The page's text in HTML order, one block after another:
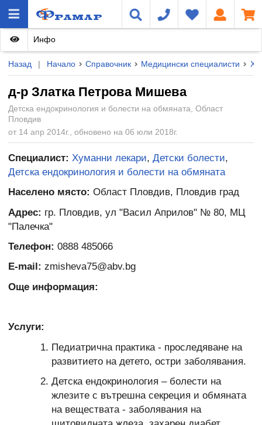
Назад | Начало Справочник Медицински специалисти
д-р Златка Петрова Мишева
Детска ендокринология и болести на обмяната, Област
Пловдив
от 14 апр 2014г., обновено на 06 юли 2018г.
Инфо
Специалист: Хуманни лекари, Детски болести,
Детска ендокринология и болести на обмяната
Населено място: Област Пловдив, Пловдив град
Адрес: гр. Пловдив, ул "Васил Априлов" № 80, МЦ
"Палечка"
Телефон: 0888 485066
E-mail: zmisheva75@abv.bg
Още информация:
Услуги:
Педиатрична практика - проследяване на
развитието на детето, остри заболявания.
Детска ендокринология – болести на
жлезите с вътрешна секреция и обмяната
на веществата - заболявания на